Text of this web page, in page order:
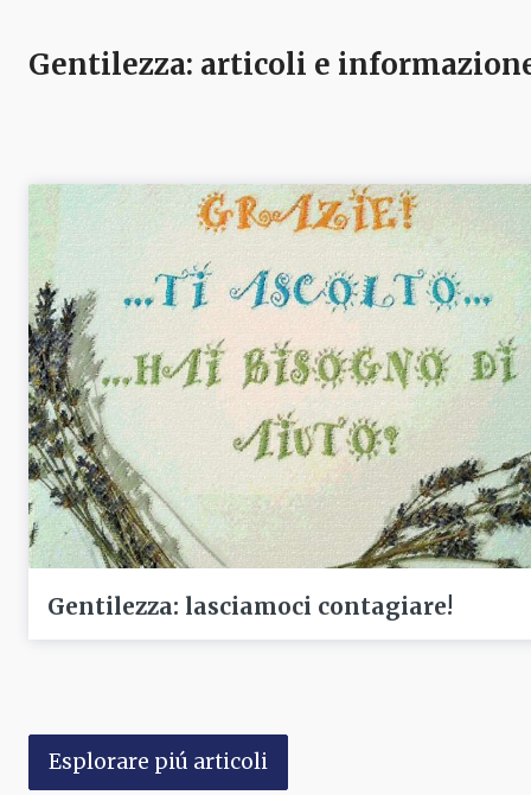
Gentilezza: articoli e
Gentilezza: lasciamoci contagiare!
Esplorare piú articoli